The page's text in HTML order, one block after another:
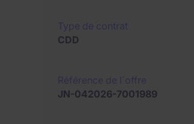
CDD
JN-042026-7001989